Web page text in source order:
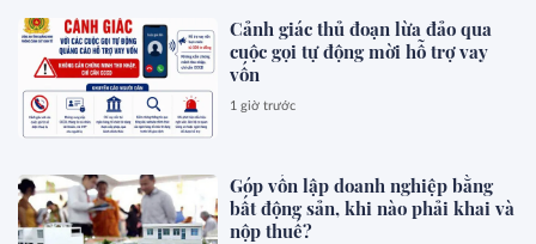
Cảnh giác thủ đoạn lừa đảo qua
cuộc gọi tự động mời hỗ trợ vay
vốn
1 giờ trước
Góp vốn lập doanh nghiệp bằng
bất động sản, khi nào phải khai và
nộp thuế?